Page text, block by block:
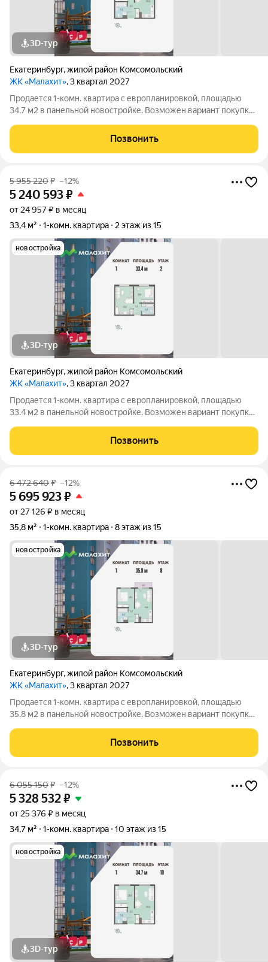
3D-тур
Екатеринбург,жилой район Комсомольский
ЖК «Малахит», 3 квартал 2027
Продается 1-комн. квартира с европланировкой, площадью
34.7 м2 в панельной новостройке. Возможен вариант покупки
кухня 16.5 м2, отделка под ключ. Квартира располагается на 15
этаже
Позвонить
5 955 220₽ –12%
5 240 593₽
от 24 957 ₽ в месяц
33,4 м²
1-комн. квартира 2 этаж из 15
новостройка
3D-тур
Екатеринбург,жилой район Комсомольский
ЖК «Малахит», 3 квартал 2027
Продается 1-комн. квартира с европланировкой, площадью
33.4 м2 в панельной новостройке. Возможен вариант покупки
кухня 15.3 м2, отделка под ключ. Квартира располагается на 2
этаже 15-этажного
Позвонить
6 472 640₽ –12%
5 695 923₽
от 27 126 ₽ в месяц
35,8 м²
1-комн. квартира 8 этаж из 15
новостройка
3D-тур
Екатеринбург,жилой район Комсомольский
ЖК «Малахит», 3 квартал 2027
Продается 1-комн. квартира с европланировкой, площадью
35.8 м2 в панельной новостройке. Возможен вариант покупки
кухня 16.5 м2, отделка под ключ, балконов - 1. Квартира
располагается на 8
Позвонить
6 055 150₽ –12%
5 328 532₽
от 25 376 ₽ в месяц
34,7 м²
1-комн. квартира 10 этаж из 15
новостройка
3D-тур